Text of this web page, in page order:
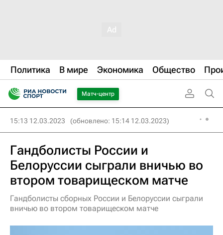
Политика В мире Экономика Общество
Матч-центр
15:13 12.03.2023 (обновлено: 15:14 12.03.2023)
Гандболисты России и
Белоруссии сыграли вничью во
втором товарищеском матче
Гандболисты сборных России и Белоруссии сыграли
вничью во втором товарищеском матче